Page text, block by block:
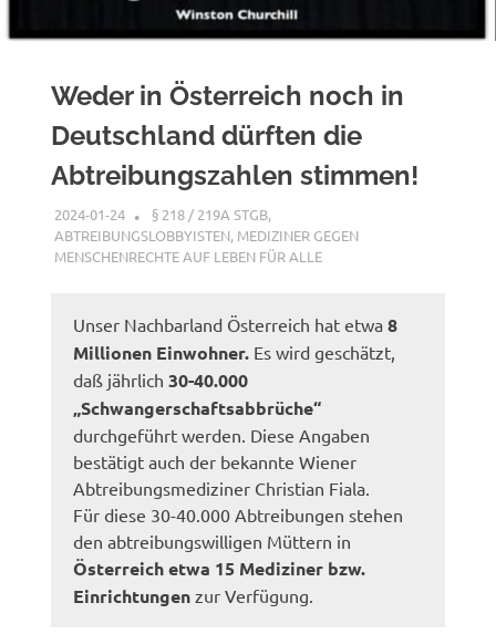
Weder in Österreich noch in
Deutschland dürften die
Abtreibungszahlen stimmen!
2024-01-24 XX
§ 218 / 219A STGB,
ABTREIBUNGSLOBBYISTEN, MEDIZINER GEGEN
MENSCHENRECHTE AUF LEBEN FÜR ALLE
Unser Nachbarland Österreich hat etwa8
Millionen Einwohner. Es wird geschätzt,
daß jährlich30-40.000
„Schwangerschaftsabbrüche“
durchgeführt werden. Diese Angaben
bestätigt auch der bekannte Wiener
Abtreibungsmediziner Christian Fiala.
Für diese 30-40.000 Abtreibungen stehen
den abtreibungswilligen Müttern in
Österreich etwa 15 Mediziner bzw.
Einrichtungen zur Verfügung.